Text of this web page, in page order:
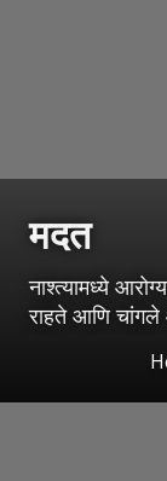
मदत
नाश्त्यामध्ये
राहते आणि चांगले